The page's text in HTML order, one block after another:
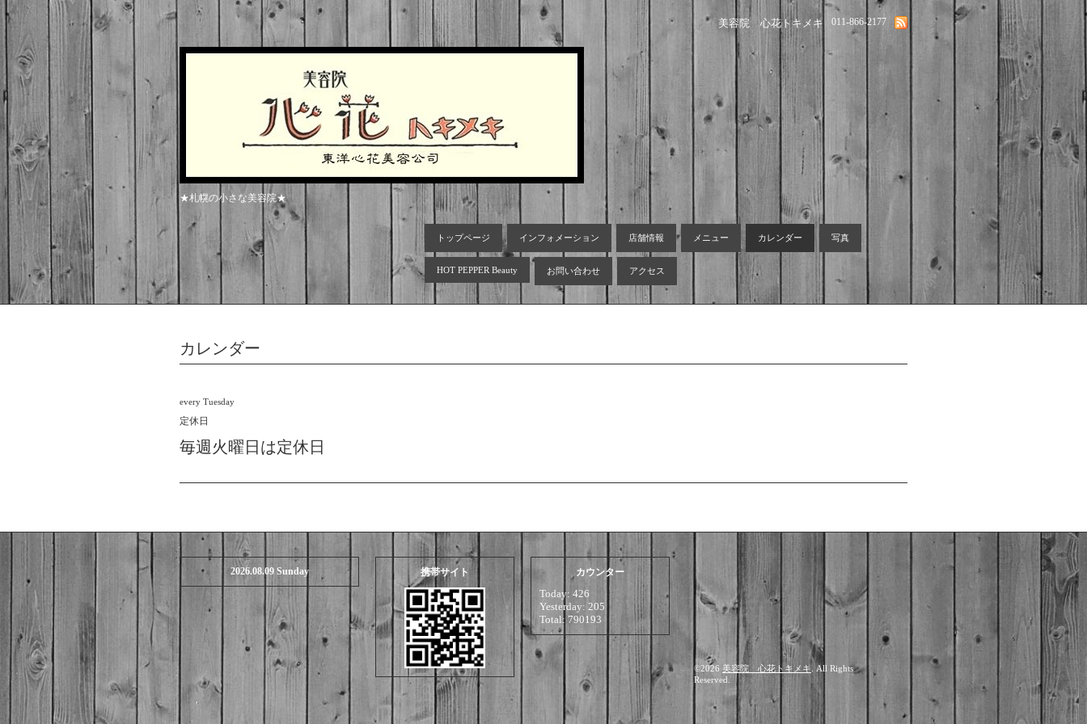
011-866-2177
美容院 心花トキメキ
★札幌の小さな美容院★
トップページ インフォメーション 店舗情報 メニュー カレンダー 写真
HOT PEPPER Beauty お問い合わせ アクセス
カレンダー
every Tuesday
定休日
毎週火曜日は定休日
2026.08.09 Sunday 携帯サイト カウンター
Today: 426
Yesterday: 205
Total: 790193
©2026 美容院 心花トキメキ . All Rights
Reserved.